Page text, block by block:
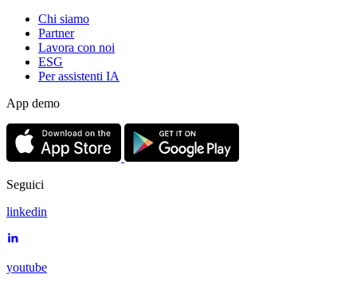
Chi siamo
Partner
Lavora con noi
ESG
Per assistenti IA
App demo
Seguici
linkedin
youtube